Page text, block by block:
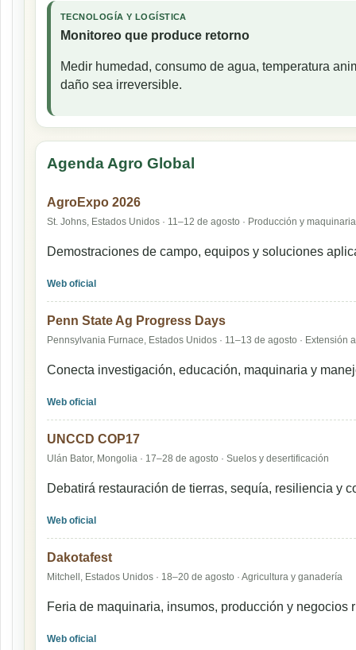
TECNOLOGÍA Y LOGÍSTICA
Monitoreo que produce retorno
Medir humedad, consumo de agua, temperatura
daño sea irreversible.
Agenda Agro Global
AgroExpo 2026
St. Johns, Estados Unidos · 11–12 de agosto · Producción y maquinaria
Demostraciones de campo, equipos y soluciones
Web oficial
Penn State Ag Progress Days
Pennsylvania Furnace, Estados Unidos · 11–13 de agosto · Extensión
Conecta investigación, educación, maquinaria y
Web oficial
UNCCD COP17
Ulán Bator, Mongolia · 17–28 de agosto · Suelos y desertificación
Debatirá restauración de tierras, sequía, resiliencia y
Web oficial
Dakotafest
Mitchell, Estados Unidos · 18–20 de agosto · Agricultura y ganadería
Feria de maquinaria, insumos, producción y negocios
Web oficial